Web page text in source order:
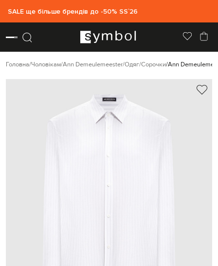
SALE ще більше брендів до -50% SS`26
Головна Чоловікам Ann Demeulemeester Одяг Сорочки Ann